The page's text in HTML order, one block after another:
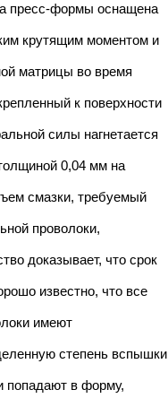
пресс-формы оснащена
крутящим моментом и
матрицы во время
к поверхности
силы нагнетается
0,04 мм на
смазки, требуемый
проволоки,
доказывает, что срок
известно, что все
имеют
степень вспышки
попадают в форму,